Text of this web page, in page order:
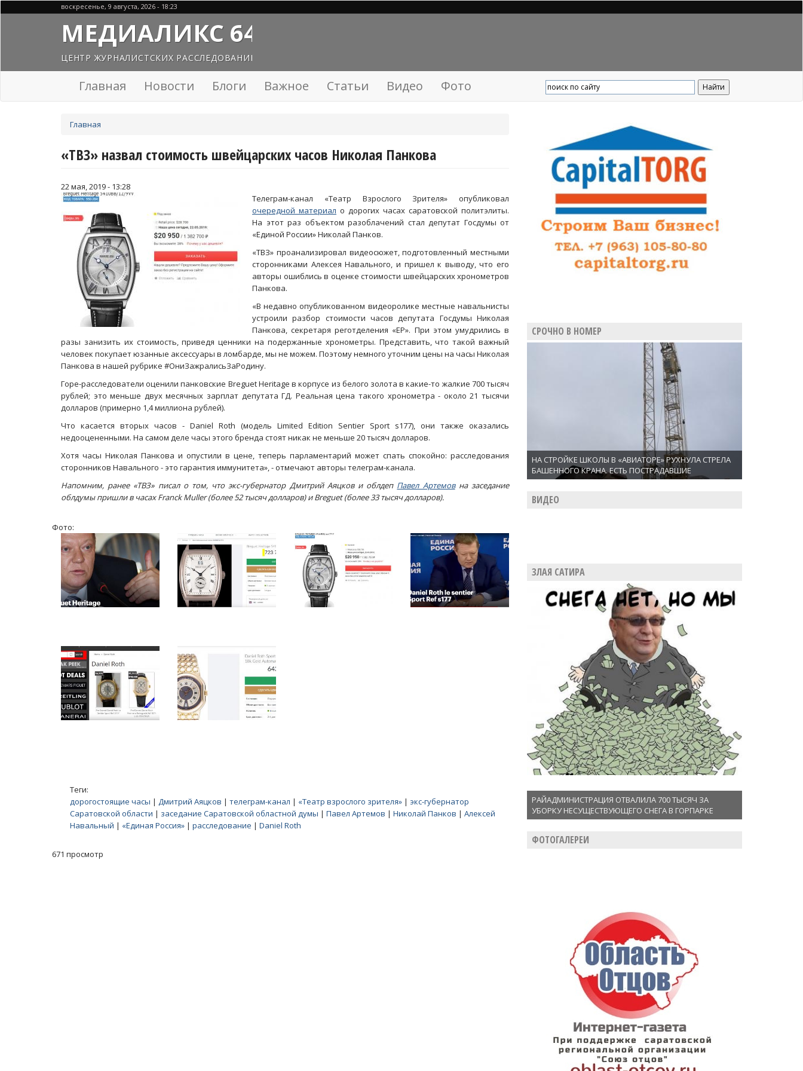
воскресенье, 9 августа, 2026 - 18:23
МЕДИАЛИКС 64
ЦЕНТР ЖУРНАЛИСТСКИХ РАССЛЕДОВАНИЙ
Главная Новости Блоги Важное Статьи Видео Фото
здесь
Главная
«ТВЗ» назвал стоимость швейцарских часов Николая Панкова
22 мая, 2019 - 13:28
Телеграм-канал «Театр Взрослого Зрителя» опубликовал
очередной материал о дорогих часах саратовской политэлиты.
На этот раз объектом разоблачений стал депутат Госдумы от
«Единой России» Николай Панков.
«ТВЗ» проанализировал видеосюжет, подготовленный местными
сторонниками Алексея Навального, и пришел к выводу, что его
авторы ошиблись в оценке стоимости швейцарских хронометров
Панкова.
«В недавно опубликованном видеоролике местные навальнисты
устроили разбор стоимости часов депутата Госдумы Николая
Панкова, секретаря реготделения «ЕР». При этом умудрились в
разы занизить их стоимость, приведя ценники на подержанные хронометры. Представить, что такой важный
человек покупает юзанные аксессуары в ломбарде, мы не можем. Поэтому немного уточним цены на часы Николая
Панкова в нашей рубрике #ОниЗажралисьЗаРодину.
Горе-расследователи оценили панковские Breguet Heritage в корпусе из белого золота в какие-то жалкие 700 тысяч
рублей; это меньше двух месячных зарплат депутата ГД. Реальная цена такого хронометра - около 21 тысячи
долларов (примерно 1,4 миллиона рублей).
Что касается вторых часов - Daniel Roth (модель Limited Edition Sentier Sport s177), они также оказались
недооцененными. На самом деле часы этого бренда стоят никак не меньше 20 тысяч долларов.
Хотя часы Николая Панкова и опустили в цене, теперь парламентарий может спать спокойно: расследования
сторонников Навального - это гарантия иммунитета», - отмечают авторы телеграм-канала.
Напомним, ранее «ТВЗ» писал о том, что экс-губернатор Дмитрий Аяцков и облдеп Павел Артемовна заседание
облдумы пришли в часахFranck Muller(более 52 тысяч долларов) и Breguet (более 33 тысяч долларов).
Фото:
Теги:
дорогостоящие часы | Дмитрий Аяцков | телеграм-канал | «Театр взрослого зрителя» | экс-губернатор
Саратовской области | заседание Саратовской областной думы | Павел Артемов | Николай Панков | Алексей
Навальный | «Единая Россия» | расследование | Daniel Roth
671 просмотр
СРОЧНО В НОМЕР
НА СТРОЙКЕ ШКОЛЫ В «АВИАТОРЕ» РУХНУЛА СТРЕЛА
БАШЕННОГО КРАНА. ЕСТЬ ПОСТРАДАВШИЕ
ВИДЕО
ЗЛАЯ САТИРА
РАЙАДМИНИСТРАЦИЯ ОТВАЛИЛА 700 ТЫСЯЧ ЗА
УБОРКУ НЕСУЩЕСТВУЮЩЕГО СНЕГА В ГОРПАРКЕ
ФОТОГАЛЕРЕИ